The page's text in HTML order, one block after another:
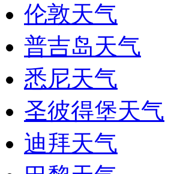
伦敦天气
普吉岛天气
悉尼天气
圣彼得堡天气
迪拜天气